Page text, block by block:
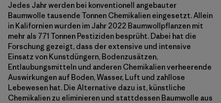
Jedes Jahr werden bei konventionell angebauter
Baumwolle tausende Tonnen Chemikalien eingesetzt. Allein
in Kalifornien wurden im Jahr 2022 Baumwollpflanzen mit
mehr als 771 Tonnen Pestiziden besprüht. Dabei hat die
Forschung gezeigt, dass der extensive und intensive
Einsatz von Kunstdüngern, Bodenzusätzen,
Entlaubungsmitteln und anderen Chemikalien verheerende
Auswirkungen auf Boden, Wasser, Luft und zahllose
Lebewesen hat. Die Alternative dazu ist, künstliche
Chemikalien zu eliminieren und stattdessen Baumwolle aus